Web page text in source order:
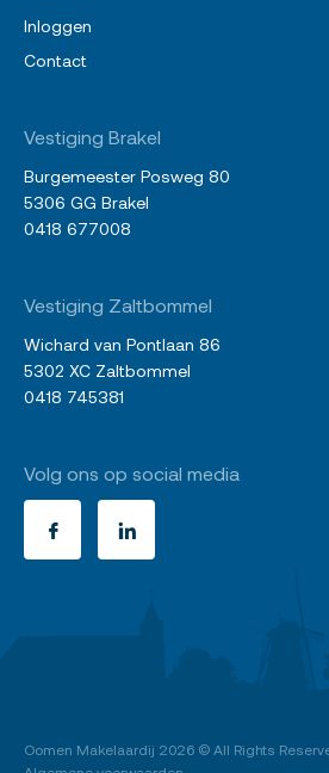
Inloggen
Contact
Vestiging Brakel
Burgemeester Posweg 80
5306 GG Brakel
0418 677008
Vestiging Zaltbommel
Wichard van Pontlaan 86
5302 XC Zaltbommel
0418 745381
Volg ons op social media
Oomen Makelaardij 2026 © All Rights